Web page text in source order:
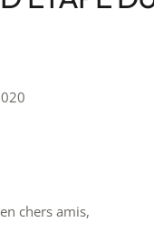
chers amis,